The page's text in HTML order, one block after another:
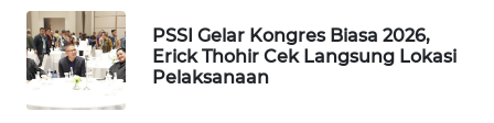
PSSI Gelar Kongres Biasa 2026,
Erick Thohir Cek Langsung Lokasi
Pelaksanaan
UMKM
WAHANA
SELEB